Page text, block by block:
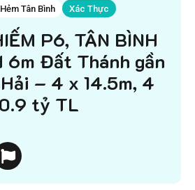
Tân Bình Xác Thực
P6, TÂN BÌNH
6m Đất Thánh gần
– 4 x 14.5m, 4
tỷ TL